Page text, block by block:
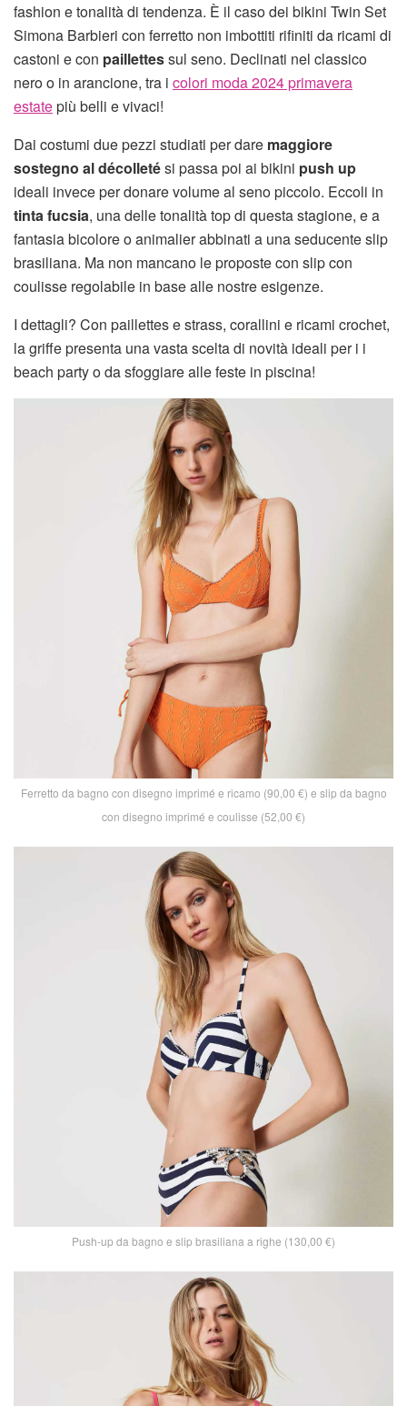
fashion e tonalità di tendenza. È il caso dei bikini Twin Set
Simona Barbieri con ferretto non imbottiti rifiniti da ricami di
castoni e con paillettessul seno. Declinati nel classico
nero o in arancione, tra i colori moda 2024 primavera
estatepiù belli e vivaci!
Dai costumi due pezzi studiati per dare maggiore
sostegno al décolletési passa poi ai bikini push up
ideali invece per donare volume al seno piccolo. Eccoli in
tinta fucsia, una delle tonalità top di questa stagione, e a
fantasia bicolore o animalier abbinati a una seducente slip
brasiliana. Ma non mancano le proposte con slip con
coulisse regolabile in base alle nostre esigenze.
I dettagli? Con paillettes e strass, corallini e ricami crochet,
la griffe presenta una vasta scelta di novità ideali per i i
beach party o da sfoggiare alle feste in piscina!
Ferretto da bagno con disegno imprimé e ricamo (90,00 €) e slip da bagno
con disegno imprimé e coulisse (52,00 €)
Push-up da bagno e slip brasiliana a righe (130,00 €)